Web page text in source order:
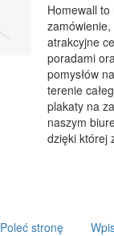
Homewall
atrakcyjne
poradami
pomysłów
terenie
plakaty na
naszym
dzięki której
Poleć stronę